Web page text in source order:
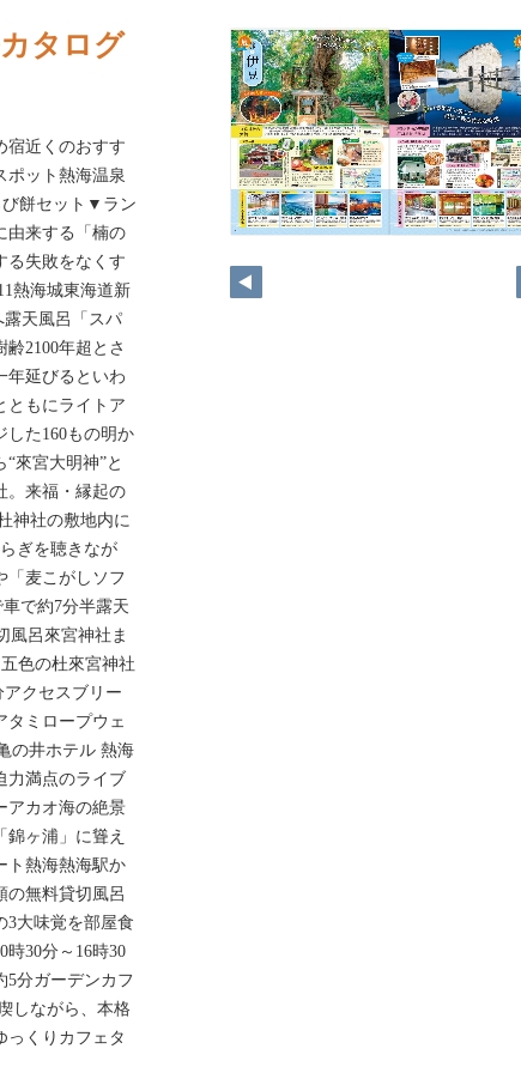
タログ
宿近くのおすす
ポット熱海温泉
び餅セット▼ラン
由来する「楠の
る失敗をなくす
熱海城東海道新
露天風呂「スパ
2100年超とさ
年延びるといわ
ともにライトア
した160もの明か
來宮大明神”と
。来福・縁起の
神社の敷地内に
ぎを聴きなが
「麦こがしソフ
車で約7分半露天
風呂來宮神社ま
色の杜來宮神社
クセスブリー
タミロープウェ
の井ホテル 熱海
力満点のライブ
アカオ海の絶景
ヶ浦」に聳え
ト熱海熱海駅か
の無料貸切風呂
3大味覚を部屋食
30分～16時30
5分ガーデンカフ
しながら、本格
っくりカフェタ